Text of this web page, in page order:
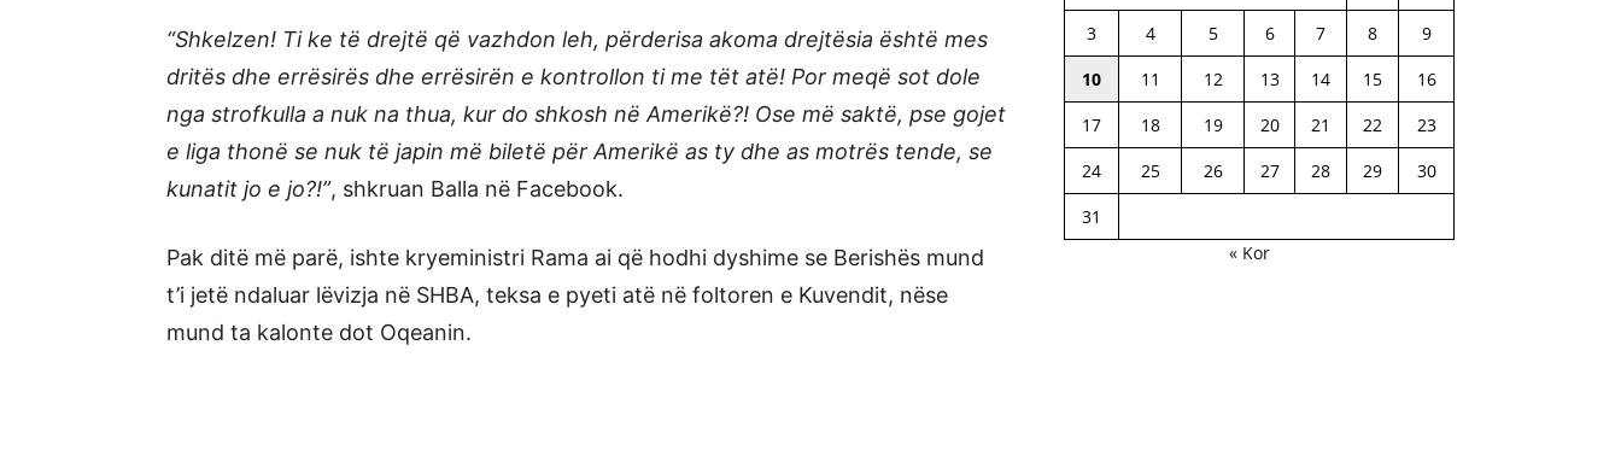
“Shkelzen! Ti ke të drejtë që vazhdon leh, përderisa akoma drejtësia është mes
dritës dhe errësirës dhe errësirën e kontrollon ti me tët atë! Por meqë sot dole
nga strofkulla a nuk na thua, kur do shkosh në Amerikë?! Ose më saktë, pse gojet
e liga thonë se nuk të japin më biletë për Amerikë as ty dhe as motrës tende, se
kunatit jo e jo?!”, shkruan Balla në Facebook.
Pak ditë më parë, ishte kryeministri Rama ai që hodhi dyshime se Berishës mund
t’i jetë ndaluar lëvizja në SHBA, teksa e pyeti atë në foltoren e Kuvendit, nëse
mund ta kalonte dot Oqeanin.
3
4 5 6 7 8
9
10
11 12 13 14 15
16
17
18 19 20 21 22
23
24
25 26 27 28 29
30
31
« Kor